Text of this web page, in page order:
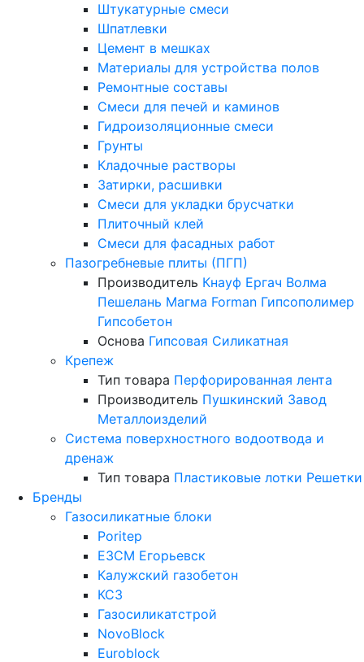
Штукатурные смеси
Шпатлевки
Цемент в мешках
Материалы для устройства полов
Ремонтные составы
Смеси для печей и каминов
Гидроизоляционные смеси
Грунты
Кладочные растворы
Затирки, расшивки
Смеси для укладки брусчатки
Плиточный клей
Смеси для фасадных работ
Пазогребневые плиты (ПГП)
Производитель Кнауф Ергач Волма
Пешелань Магма Forman Гипсополимер
Гипсобетон
Основа Гипсовая Силикатная
Крепеж
Тип товара Перфорированная лента
Производитель Пушкинский Завод
Металлоизделий
Система поверхностного водоотвода и
дренаж
Тип товара Пластиковые лотки Решетки
Бренды
Газосиликатные блоки
Poritep
ЕЗСМ Егорьевск
Калужский газобетон
КСЗ
Газосиликатстрой
NovoBlock
Euroblock